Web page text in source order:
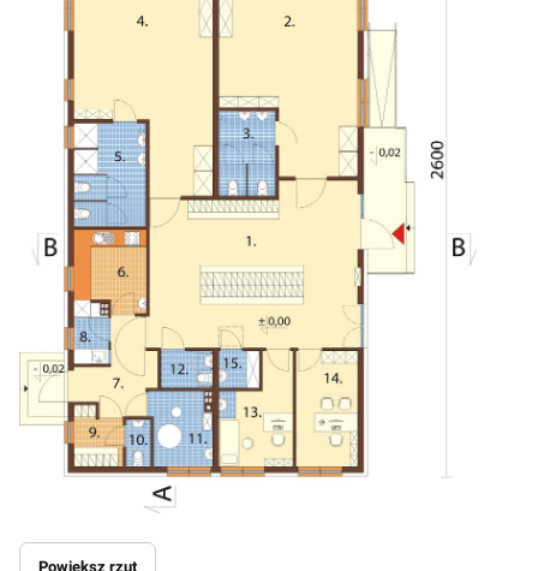
Powiększ rzut